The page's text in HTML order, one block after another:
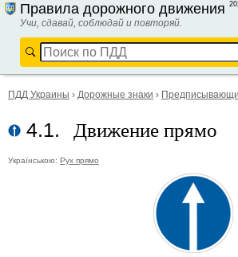
Правила дорожного движения
Учи, сдавай, соблюдай и повторяй.
ПДД Украины › Дорожные знаки ›
4.1. Движение прямо
Українською: Рух прямо